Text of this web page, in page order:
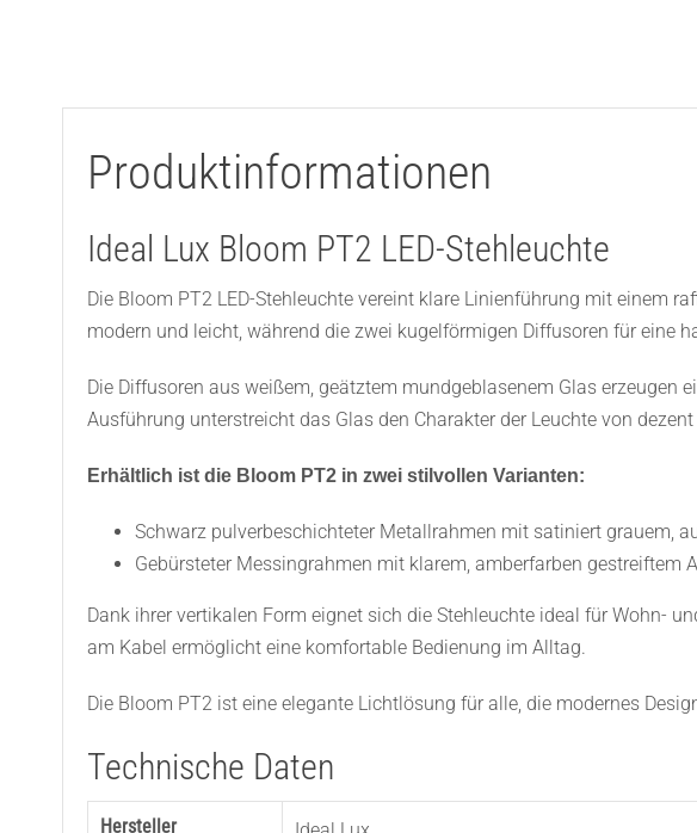
Produktinformationen
Ideal Lux Bloom PT2 LED-Stehleuchte
Die Bloom PT2 LED-Stehleuchte vereint klare Linienführung mit einem
modern und leicht, während die zwei kugelförmigen Diffusoren für eine
Die Diffusoren aus weißem, geätztem mundgeblasenem Glas erzeugen
Ausführung unterstreicht das Glas den Charakter der Leuchte von
Erhältlich ist die Bloom PT2 in zwei stilvollen Varianten:
Schwarz pulverbeschichteter Metallrahmen mit satiniert grauem,
Gebürsteter Messingrahmen mit klarem, amberfarben gestreiftem
Dank ihrer vertikalen Form eignet sich die Stehleuchte ideal für Wohn-
am Kabel ermöglicht eine komfortable Bedienung im Alltag.
Die Bloom PT2 ist eine elegante Lichtlösung für alle, die modernes
Technische Daten
Hersteller